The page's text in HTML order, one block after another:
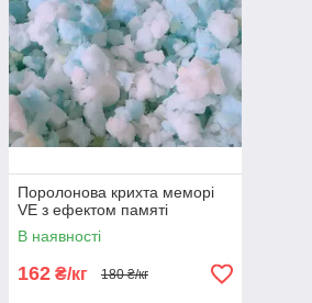
Поролонова крихта меморі
VE з ефектом памяті
В наявності
162 ₴/кг 180 ₴/кг